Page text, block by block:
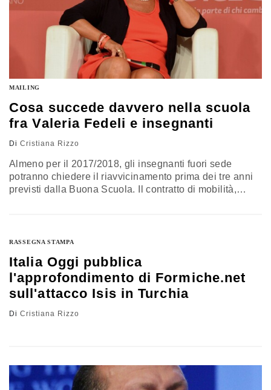
MAILING
Cosa succede davvero nella scuola
fra Valeria Fedeli e insegnanti
Di Cristiana Rizzo
Almeno per il 2017/2018, gli insegnanti fuori sede
potranno chiedere il riavvicinamento prima dei tre anni
previsti dalla Buona Scuola. Il contratto di mobilità,
Fedeli, e i sindacati. I CARDINI DELL’ACCORDO Fra i
RASSEGNA STAMPA
Italia Oggi pubblica
l'approfondimento di Formiche.net
sull'attacco Isis in Turchia
Di Cristiana Rizzo